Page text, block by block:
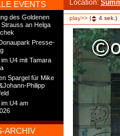
EVENTS
des Goldenen
an Helga
Presse-
U4 mit Tamara
Spargel für Mike
Philipp
U4 am
ARCHIV
Location:
play>> ( 4 sek.)